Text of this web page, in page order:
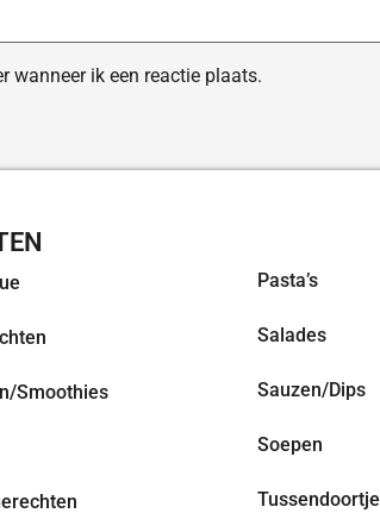
wanneer ik een reactie plaats.
Smoothies
Pasta’s
Salades
Sauzen/Dips
Soepen
Tussendoortje